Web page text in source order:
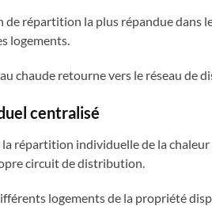
de répartition la plus répandue dans
logements.
chaude retourne vers le réseau
centralisé
répartition individuelle de la
circuit de distribution.
logements de la propriété